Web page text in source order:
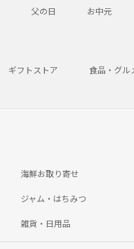
父の日 お中元
ギフトストア 食品・グル
海鮮お取り寄せ
ジャム・はちみつ
雑貨・日用品